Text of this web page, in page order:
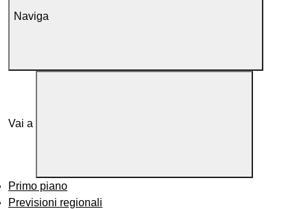
Naviga
Vai a
Primo piano
Previsioni regionali